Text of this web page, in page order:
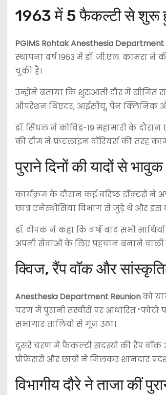
1963 में 5 फैकल्टी से शुरू
PGIMS Rohtak Anesthesia Department
स्थापना वर्ष 1963 में डॉ. जी.एल.
चुकी है।
उन्होंने बताया कि शुरुआती दौर में सीमित
ऑपरेशन थिएटर, आईसीयू, पेन क्लिनिक
डॉ. सिंघल ने कोविड-19 महामारी के
की टीम ने फ्रंटलाइन वॉरियर्स की तरह
पुराने दिनों की यादों से
कार्यक्रम के दौरान कई वरिष्ठ डॉक्टरों ने
छात्र एनेस्थीसिया विभाग से जुड़े थे और इस
डॉ. दीपक ने कहा कि वर्षों बाद सभी
अपनी सेवाओं के लिए पहचान बनाने वाली
क्विज, रैंप वॉक और
Anesthesia Department Reunionको
चरण में पुरानी तस्वीरों पर आधारित
सभागार तालियों से गूंज उठा।
दूसरे चरण में फैकल्टी सदस्यों की रैंप वॉक
प्रोफेसरों और छात्रों ने मिलकर शानदार
विभागीय दौरे ने ताजा कीं